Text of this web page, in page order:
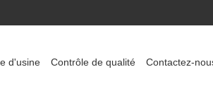
d'usine Contrôle de qualité Contactez-